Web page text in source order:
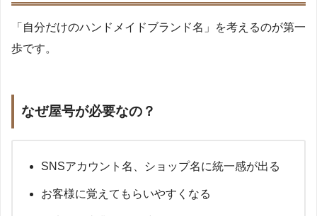
「自分だけのハンドメイドブランド名」を考えるのが第一
歩です。
なぜ屋号が必要なの？
SNSアカウント名、ショップ名に統一感が出る
お客様に覚えてもらいやすくなる